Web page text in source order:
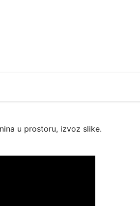
u prostoru, izvoz slike.